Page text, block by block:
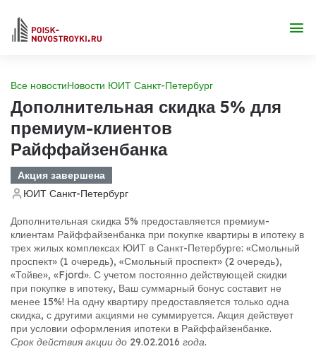
Все новостиНовости ЮИТ Санкт-Петербург
Дополнительная скидка 5% для
премиум-клиентов
Райффайзенбанка
Акция завершена
ЮИТ Санкт-Петербург
Дополнительная скидка 5% предоставляется премиум-
клиентам Райффайзенбанка при покупке квартиры в ипотеку в
трех жилых комплексах ЮИТ в Санкт-Петербурге: «Смольный
проспект» (1 очередь), «Смольный проспект» (2 очередь),
«Тойве», «Fjord». С учетом постоянно действующей скидки
при покупке в ипотеку, Ваш суммарный бонус составит не
менее 15%! На одну квартиру предоставляется только одна
скидка, с другими акциями не суммируется. Акция действует
при условии оформления ипотеки в Райффайзенбанке.
Срок действия акции до 29.02.2016 года.